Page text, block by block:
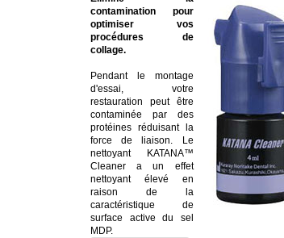
contamination pour
optimiser vos
procédures de
collage.
Pendant le montage
d'essai, votre
restauration peut être
contaminée par des
protéines réduisant la
force de liaison. Le
nettoyant KATANA™
Cleaner a un effet
nettoyant élevé en
raison de la
caractéristique de
surface active du sel
MDP.